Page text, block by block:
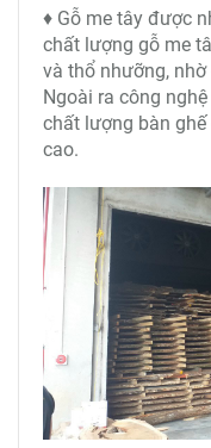
♦ Gỗ me tây được
chất lượng gỗ me
và thổ nhưỡng,
Ngoài ra công
chất lượng bàn
cao.